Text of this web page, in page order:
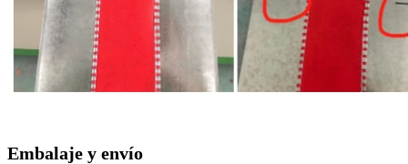
Embalaje y envío